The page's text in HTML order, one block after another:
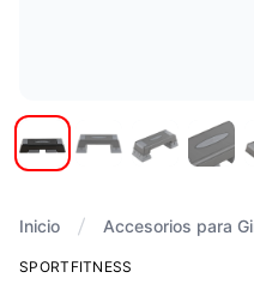
Inicio Accesorios para
SPORTFITNESS